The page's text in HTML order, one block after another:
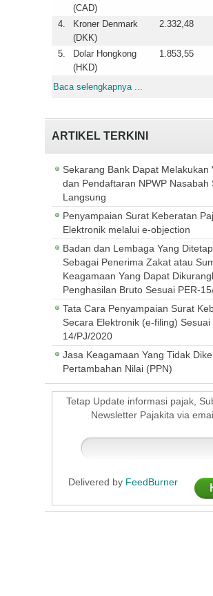
(CAD)
4.
Kroner Denmark
(DKK)
2.332,48
5.
Dolar Hongkong
(HKD)
1.853,55
Baca selengkapnya ...
ARTIKEL TERKINI
Sekarang Bank Dapat Melakukan
dan Pendaftaran NPWP Nasabah
Langsung
Penyampaian Surat Keberatan
Elektronik melalui e-objection
Badan dan Lembaga Yang
Sebagai Penerima Zakat atau
Keagamaan Yang Dapat
Penghasilan Bruto Sesuai PER-
Tata Cara Penyampaian Surat
Secara Elektronik (e-filing) Sesuai
14/PJ/2020
Jasa Keagamaan Yang Tidak
Pertambahan Nilai (PPN)
Tetap Update informasi pajak,
Newsletter Pajakita via
Delivered by FeedBurner